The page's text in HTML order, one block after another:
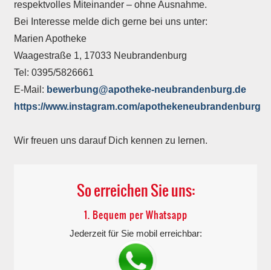
respektvolles Miteinander – ohne Ausnahme.
Bei Interesse melde dich gerne bei uns unter:
Marien Apotheke
Waagestraße 1, 17033 Neubrandenburg
Tel: 0395/5826661
E-Mail: bewerbung@apotheke-neubrandenburg.de
https://www.instagram.com/apothekeneubrandenburg
Wir freuen uns darauf Dich kennen zu lernen.
So erreichen Sie uns:
1. Bequem per Whatsapp
Jederzeit für Sie mobil erreichbar: